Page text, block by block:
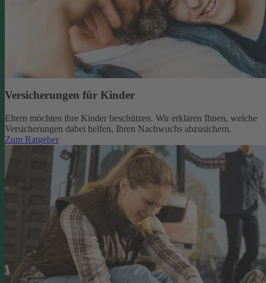
Versicherungen für Kinder
Eltern möchten ihre Kinder beschützen. Wir erklären Ihnen, welche
Versicherungen dabei helfen, Ihren Nachwuchs abzusichern.
Zum Ratgeber